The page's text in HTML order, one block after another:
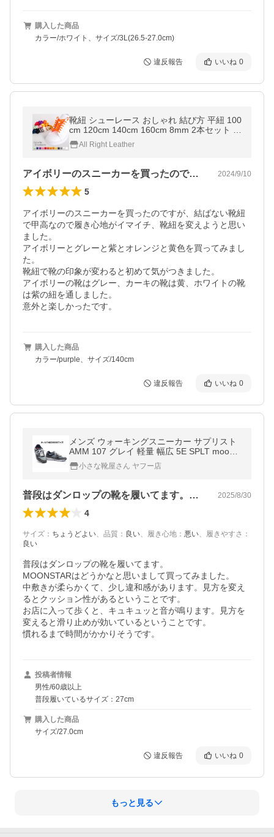
購入した商品
カラー/ホワイト、サイズ/3L(26.5-27.0cm)
違反報告 いいね 0
靴紐 シューレース おしゃれ 結び方 平紐 100
cm 120cm 140cm 160cm 8mm 2本セット 1
足分 無地 スニーカー ローカット ハイカット
All Right Leather
アイボリーのスニーカーを買ったのですが… 2024/9/10
5
アイボリーのスニーカーを買ったのですが、結ばない靴紐
で甲高なので履き心地がイマイチ、靴紐を変えようと思い
ました。
アイボリーとグレーと紫とオレンジと黄色を買ってみまし
た。
靴紐で靴の印象が変わると初めて気がつきました。
アイボリーの靴はグレー、カーキの靴は黄、ホワイトの靴
は紫の紐を通しました。
意外と楽しかったです。
購入した商品
カラー/purple、サイズ/140cm
違反報告 いいね 0
メンズ ウォーキングスニーカー サプリスト
AMM 107 グレイ 軽量 幅広 5E SPLT moonS
TAR ムーンスター
小さな靴屋さん ヤフー店
普段はダンロップの靴を履いてます。MO… 2025/8/30
4
サイズ ： ちょうどよい、 品質 ： 良い、 履き心地 ： 悪い、 履きやすさ ：
良い
普段はダンロップの靴を履いてます。
MOONSTARはどうかなと思いまして買ってみました。
中敷きが柔らかくて、少し違和感があります。見方を変え
るとクッション性があるということです。
お店に入って歩くと、キュキュッと音が鳴ります。見方を
変えると滑り止めが効いているということです。
慣れるまで時間がかかりそうです。
投稿者情報
男性/60歳以上
普段履いているサイズ：27cm
購入した商品
サイズ/27.0cm
違反報告 いいね 0
もっと見る